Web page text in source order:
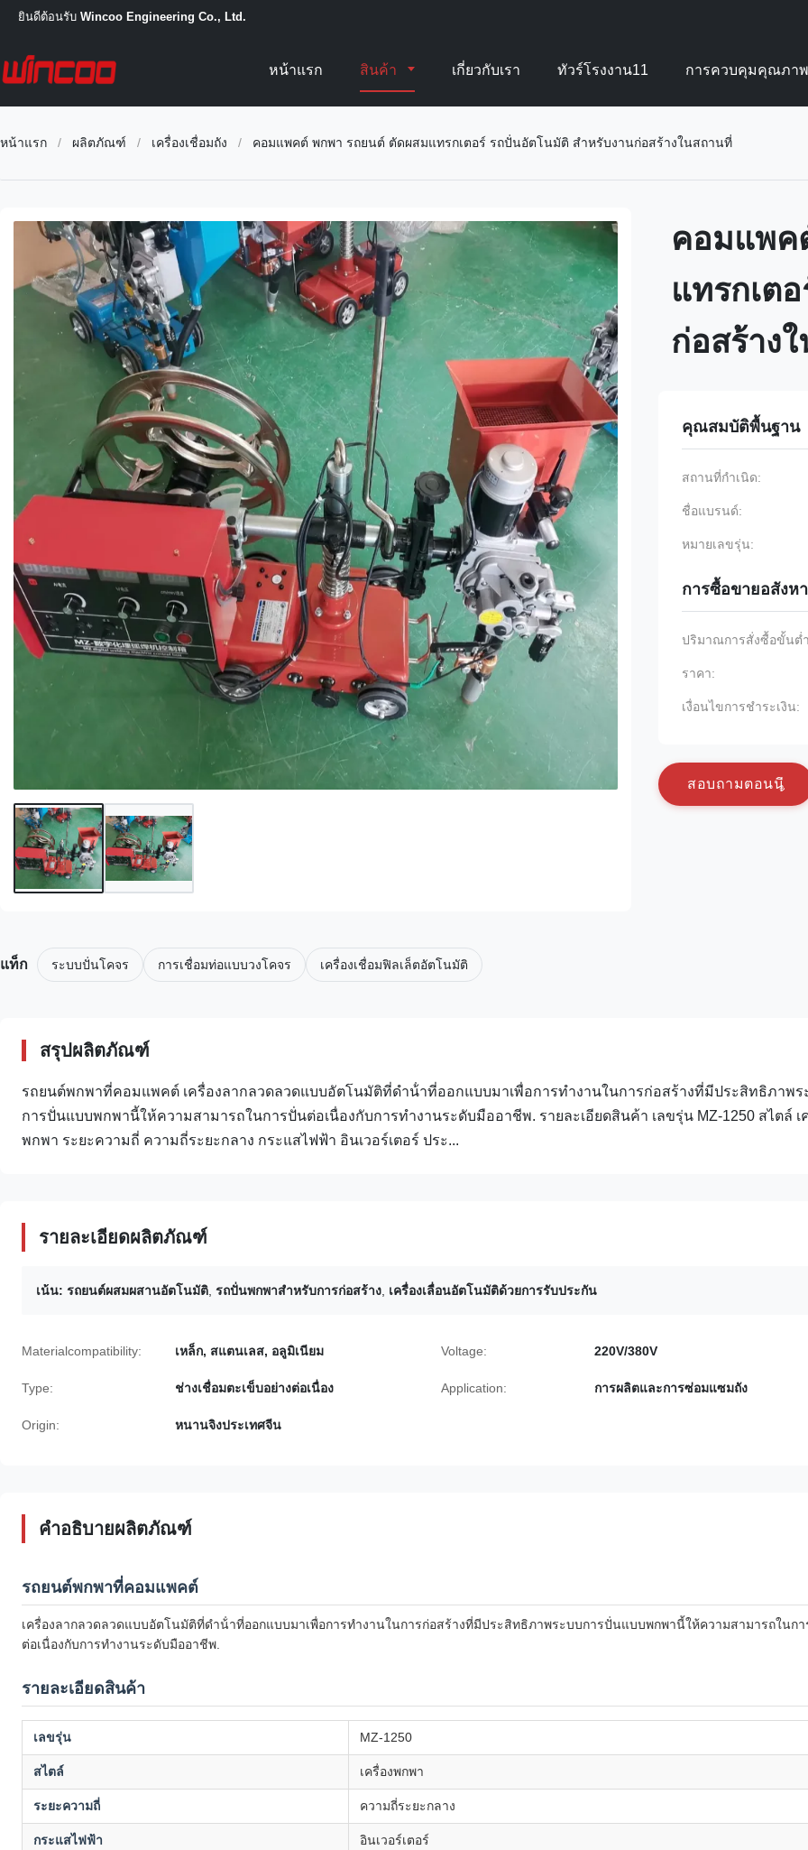
ยินดีต้อนรับ Wincoo Engineering Co., Ltd.
หน้าแรก สินค้า เกี่ยวกับเรา ทัวร์โรงงาน11 การควบคุมคุณภา
หน้าแรก / ผลิตภัณฑ์ / เครื่องเชื่อมถัง / คอมแพคต์ พกพา รถยนต์ ตัดผสมแทรกเตอร์ รถปั่นอัตโนมัติ สําหรับงานก่อสร้างในสถานที่
คอมแพค
แทรกเต
ก่อสร้าง
คุณสมบัติพื้นฐาน
สถานที่กำเนิด:
ชื่อแบรนด์:
หมายเลขรุ่น:
การซื้อขายอสังห
ปริมาณการสั่งซื้อขั้นต่
ราคา:
เงื่อนไขการชำระเงิน:
สอบถามตอนน
แท็ก ระบบปั่นโคจร การเชื่อมท่อแบบวงโคจร เครื่องเชื่อมฟิลเล็ตอัตโนมัติ
สรุปผลิตภัณฑ์
รถยนต์พกพาที่คอมแพคต์ เครื่องลากลวดลวดแบบอัตโนมัติที่ดําน้ําที่ออกแบบมาเพื่อการทํางานในการก่อสร้างที่มีประสิทธิภาพร
การปั่นแบบพกพานี้ให้ความสามารถในการปั่นต่อเนื่องกับการทํางานระดับมืออาชีพ. รายละเอียดสินค้า เลขรุ่น MZ-1250 สไตล์ เ
พกพา ระยะความถี่ ความถี่ระยะกลาง กระแสไฟฟ้า อินเวอร์เตอร์ ประ...
รายละเอียดผลิตภัณฑ์
เน้น: รถยนต์ผสมผสานอัตโนมัติ รถปั่นพกพาสําหรับการก่อสร้าง เครื่องเลื่อนอัตโนมัติด้วยการรับประกัน
Materialcompatibility: เหล็ก, สแตนเลส, อลูมิเนียม Voltage: 220V/380V
Type: ช่างเชื่อมตะเข็บอย่างต่อเนื่อง Application: การผลิตและการซ่อมแซมถัง
Origin: หนานจิงประเทศจีน
คำอธิบายผลิตภัณฑ์
รถยนต์พกพาที่คอมแพคต์
เครื่องลากลวดลวดแบบอัตโนมัติที่ดําน้ําที่ออกแบบมาเพื่อการทํางานในการก่อสร้างที่มีประสิทธิภาพระบบการปั่นแบบพกพานี้ให้ความสามารถในก
ต่อเนื่องกับการทํางานระดับมืออาชีพ.
รายละเอียดสินค้า
เลขรุ่น MZ-1250
สไตล์ เครื่องพกพา
ระยะความถี่ ความถี่ระยะกลาง
กระแสไฟฟ้า อินเวอร์เตอร์